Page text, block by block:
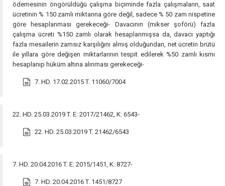
ödemesinin öngörüldüğü çalışma biçiminde fazla çalışmaların, saat
ücretinin % 150 zamlı miktarına göre değil, sadece % 50 zam nispetine
göre hesaplanması gerekeceği- Davacının (mikser şoförü) fazla
çalışma ücreti %150 zamlı olarak hesaplanmışsa da, davacı yaptığı
fazla mesailerin zamsız karşılığını almış olduğundan, net ücretin brütü
ile yıllara göre değişen miktarlarının tespit edilerek %50 zamlı kısmı
hesaplanıp hüküm altına alınması gerekeceği-
7. HD. 17.02.2015 T. 11060/7004
22. HD. 25.03.2019 T. E: 2017/21462, K: 6543-
22. HD. 25.03.2019 T. 21462/6543
7. HD. 20.04.2016 T. E: 2015/1451, K: 8727-
7. HD. 20.04.2016 T. 1451/8727